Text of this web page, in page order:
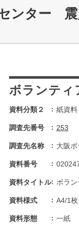
ンター
ボランティ
資料分類２ 紙資料
調査先番号 253
調査先名称 大阪
資料番号
資料タイトル ボラ
資料様式 A4/1枚
資料形態 一紙